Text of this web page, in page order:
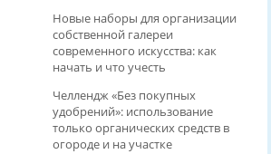
Новые наборы для организации
собственной галереи
современного искусства: как
начать и что учесть
Челлендж «Без покупных
удобрений»: использование
только органических средств в
огороде и на участке